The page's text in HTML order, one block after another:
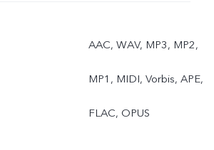
AAC, WAV, MP3, MP2,
MP1, MIDI, Vorbis, APE,
FLAC, OPUS